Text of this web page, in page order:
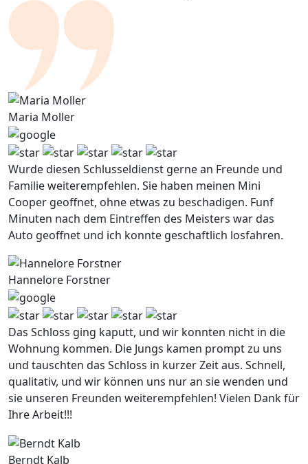
Maria Moller
Wurde diesen Schlusseldienst gerne an Freunde und
Familie weiterempfehlen. Sie haben meinen Mini
Cooper geoffnet, ohne etwas zu beschadigen. Funf
Minuten nach dem Eintreffen des Meisters war das
Auto geoffnet und ich konnte geschaftlich losfahren.
Hannelore Forstner
Das Schloss ging kaputt, und wir konnten nicht in die
Wohnung kommen. Die Jungs kamen prompt zu uns
und tauschten das Schloss in kurzer Zeit aus. Schnell,
qualitativ, und wir können uns nur an sie wenden und
sie unseren Freunden weiterempfehlen! Vielen Dank für
Ihre Arbeit!!!
Berndt Kalb